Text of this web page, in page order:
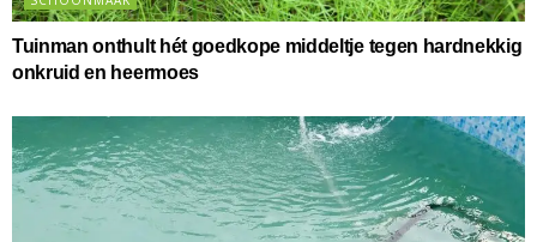
Tuinman onthult hét goedkope middeltje tegen hardnekkig
onkruid en heermoes